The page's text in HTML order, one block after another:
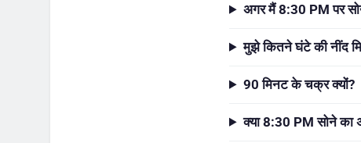
अगर मैं 8:30 PM पर
मुझे कितने घंटे की नींद
90 मिनट के चक्र क्यों?
क्या 8:30 PM सोने का